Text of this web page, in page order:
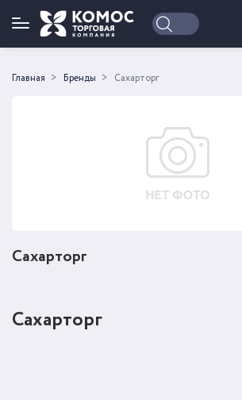
Войти
Главная Бренды Сахарторг
Сахарторг
Сахарторг